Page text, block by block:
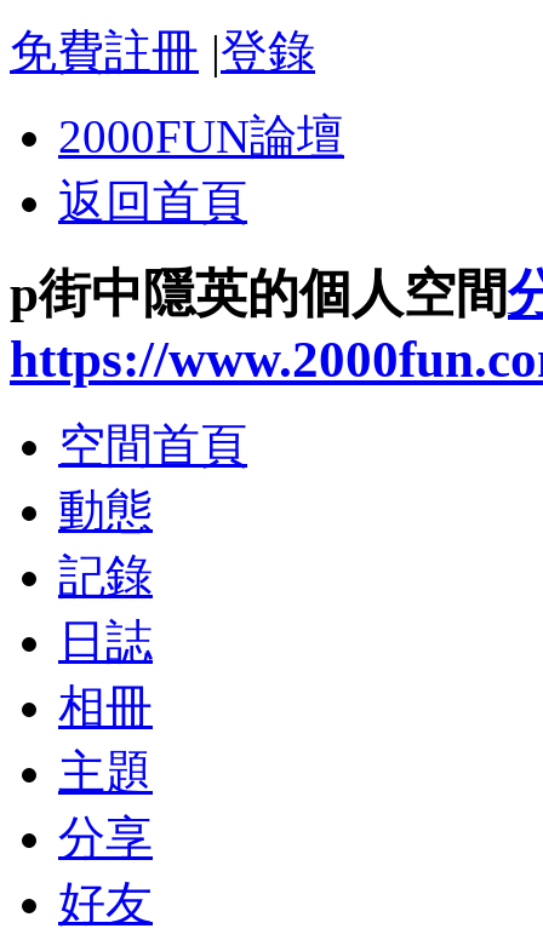
免費註冊 |登錄
2000FUN論壇
返回首頁
p街中隱英的個人空間
https://
空間首頁
動態
記錄
日誌
相冊
主題
分享
好友